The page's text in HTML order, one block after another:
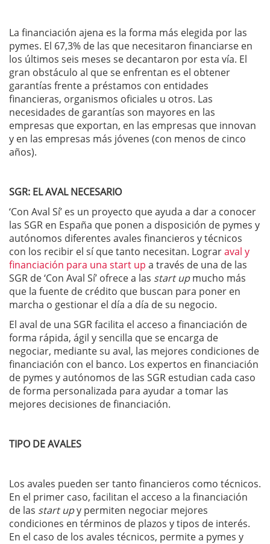
La financiación ajena es la forma más elegida por las
pymes. El 67,3% de las que necesitaron financiarse en
los últimos seis meses se decantaron por esta vía. El
gran obstáculo al que se enfrentan es el obtener
garantías frente a préstamos con entidades
financieras, organismos oficiales u otros. Las
necesidades de garantías son mayores en las
empresas que exportan, en las empresas que innovan
y en las empresas más jóvenes (con menos de cinco
años).
SGR: EL AVAL NECESARIO
‘Con Aval Sí’ es un proyecto que ayuda a dar a conocer
las SGR en España que ponen a disposición de pymes y
autónomos diferentes avales financieros y técnicos
con los recibir el sí que tanto necesitan. Lograraval y
financiación para una start up a través de una de las
SGR de ‘Con Aval Sí’ ofrece a las start upmucho más
que la fuente de crédito que buscan para poner en
marcha o gestionar el día a día de su negocio.
El aval de una SGR facilita el acceso a financiación de
forma rápida, ágil y sencilla que se encarga de
negociar, mediante su aval, las mejores condiciones de
financiación con el banco. Los expertos en financiación
de pymes y autónomos de las SGR estudian cada caso
de forma personalizada para ayudar a tomar las
mejores decisiones de financiación.
TIPO DE AVALES
Los avales pueden ser tanto financieros como técnicos.
En el primer caso, facilitan el acceso a la financiación
de las start upy permiten negociar mejores
condiciones en términos de plazos y tipos de interés.
En el caso de los avales técnicos, permite a pymes y